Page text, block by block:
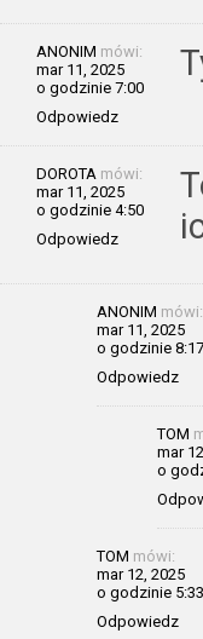
ANONIM mówi:
mar 11, 2025
o godzinie 7:00
Odpowiedz
DOROTA mówi:
mar 11, 2025
o godzinie 4:50
Odpowiedz
ANONIM mówi:
mar 11, 2025
o godzinie 8:17
Odpowiedz
TOM
mar
o
TOM mówi:
mar 12, 2025
o godzinie 5:33
Odpowiedz